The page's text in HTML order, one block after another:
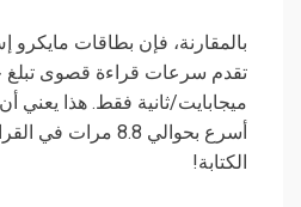
ميجابايت/ثانية فقط. هذا يعني
الكتابة!